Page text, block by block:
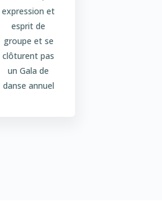
expression et
esprit de
groupe et se
clôturent pas
un Gala de
danse annuel